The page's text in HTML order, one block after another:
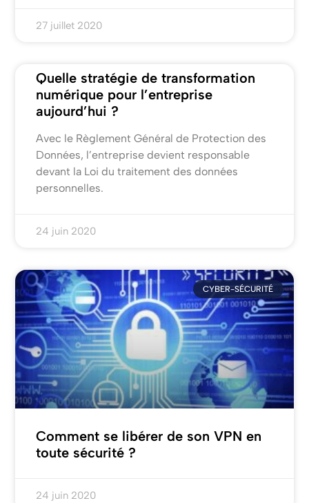
27 juillet 2020
Quelle stratégie de transformation
numérique pour l’entreprise
aujourd’hui ?
Avec le Règlement Général de Protection des
Données, l’entreprise devient responsable
devant la Loi du traitement des données
personnelles.
24 juin 2020
CYBER-SÉCURITÉ
Comment se libérer de son VPN en
toute sécurité ?
24 juin 2020